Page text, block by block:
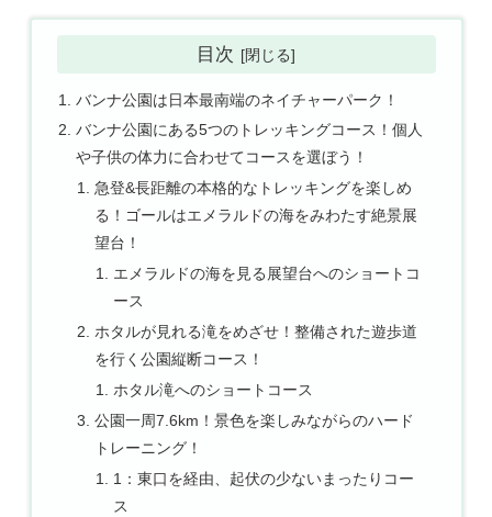
目次
バンナ公園は日本最南端のネイチャーパーク！
バンナ公園にある5つのトレッキングコース！個人
や子供の体力に合わせてコースを選ぼう！
急登&長距離の本格的なトレッキングを楽しめ
る！ゴールはエメラルドの海をみわたす絶景展
望台！
エメラルドの海を見る展望台へのショートコ
ース
ホタルが見れる滝をめざせ！整備された遊歩道
を行く公園縦断コース！
ホタル滝へのショートコース
公園一周7.6km！景色を楽しみながらのハード
トレーニング！
1：東口を経由、起伏の少ないまったりコー
ス